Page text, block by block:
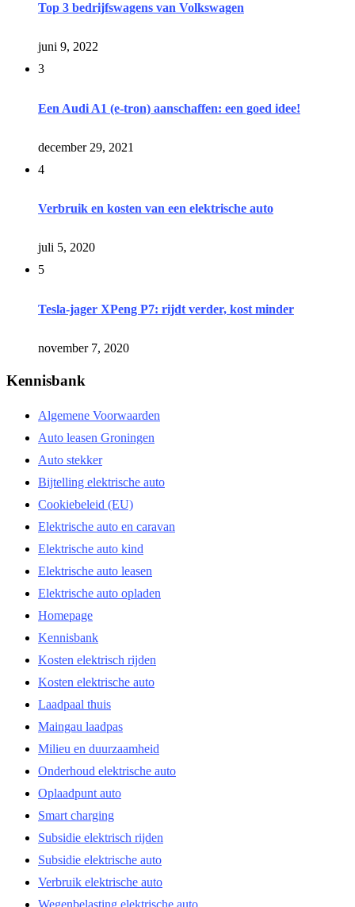
Top 3 bedrijfswagens van Volkswagen
juni 9, 2022
3
Een Audi A1 (e-tron) aanschaffen: een goed idee!
december 29, 2021
4
Verbruik en kosten van een elektrische auto
juli 5, 2020
5
Tesla-jager XPeng P7: rijdt verder, kost minder
november 7, 2020
Kennisbank
Algemene Voorwaarden
Auto leasen Groningen
Auto stekker
Bijtelling elektrische auto
Cookiebeleid (EU)
Elektrische auto en caravan
Elektrische auto kind
Elektrische auto leasen
Elektrische auto opladen
Homepage
Kennisbank
Kosten elektrisch rijden
Kosten elektrische auto
Laadpaal thuis
Maingau laadpas
Milieu en duurzaamheid
Onderhoud elektrische auto
Oplaadpunt auto
Smart charging
Subsidie elektrisch rijden
Subsidie elektrische auto
Verbruik elektrische auto
Wegenbelasting elektrische auto